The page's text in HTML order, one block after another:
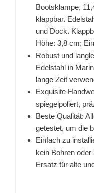
Bootsklampe,
klappbar.
und Dock.
Höhe: 3,8 cm;
Robust und
Edelstahl in
lange Zeit
Exquisite
spiegelpoliert,
Beste Qualität:
getestet, um die
Einfach zu
kein Bohren
Ersatz für alte